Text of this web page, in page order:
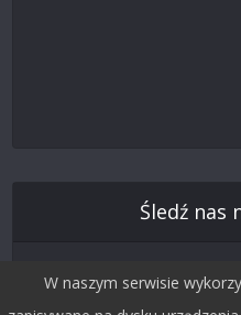
Śledź nas
W naszym serwisie